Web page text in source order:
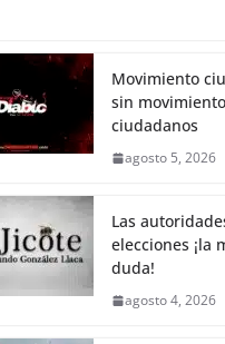
k
c
e
b
o
o
k
itt
er s
A
p
y
Li
n
Movimiento
sin
ciudadanos
agosto 5, 2026
Las
elecciones ¡la
duda!
agosto 4, 2026